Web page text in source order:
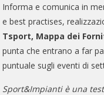
Informa e comunica in
e best practises,
Tsport, Mappa dei
punta che entrano a far
puntuale sugli eventi di
Sport&Impianti è una